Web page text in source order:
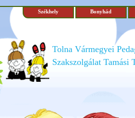
Székhely Bonyhád
Tolna Vármegyei
Szakszolgálat Tamási